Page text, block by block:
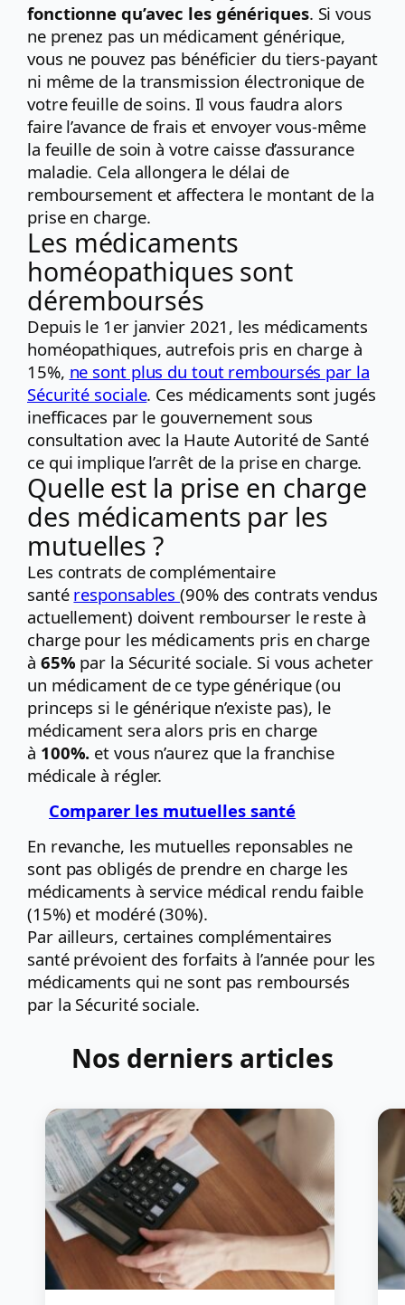
fonctionne qu’avec les génériques. Si vous
ne prenez pas un médicament générique,
vous ne pouvez pas bénéficier du tiers-payant
ni même de la transmission électronique de
votre feuille de soins. Il vous faudra alors
faire l’avance de frais et envoyer vous-même
la feuille de soin à votre caisse d’assurance
maladie. Cela allongera le délai de
remboursement et affectera le montant de la
prise en charge.
Les médicaments
homéopathiques sont
déremboursés
Depuis le 1er janvier 2021, les médicaments
homéopathiques, autrefois pris en charge à
15%, ne sont plus du tout remboursés par la
Sécurité sociale. Ces médicaments sont jugés
inefficaces par le gouvernement sous
consultation avec la Haute Autorité de Santé
ce qui implique l’arrêt de la prise en charge.
Quelle est la prise en charge
des médicaments par les
mutuelles ?
Les contrats de complémentaire
santé responsables(90% des contrats vendus
actuellement) doivent rembourser le reste à
charge pour les médicaments pris en charge
à 65% par la Sécurité sociale. Si vous acheter
un médicament de ce type générique (ou
princeps si le générique n’existe pas), le
médicament sera alors pris en charge
à 100%. et vous n’aurez que la franchise
médicale à régler.
Comparer les mutuelles santé
En revanche, les mutuelles reponsables ne
sont pas obligés de prendre en charge les
médicaments à service médical rendu faible
(15%) et modéré (30%).
Par ailleurs, certaines complémentaires
santé prévoient des forfaits à l’année pour les
médicaments qui ne sont pas remboursés
par la Sécurité sociale.
Nos derniers articles